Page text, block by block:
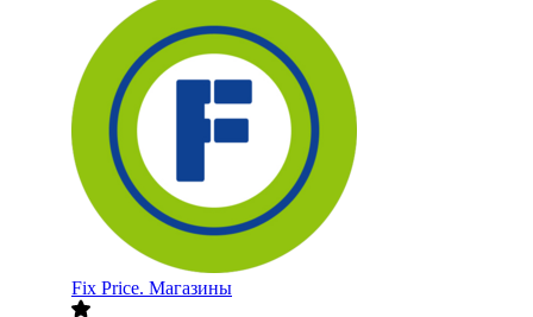
Fix Price. Магазины